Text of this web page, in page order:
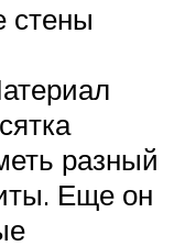
стены
разный
Еще он